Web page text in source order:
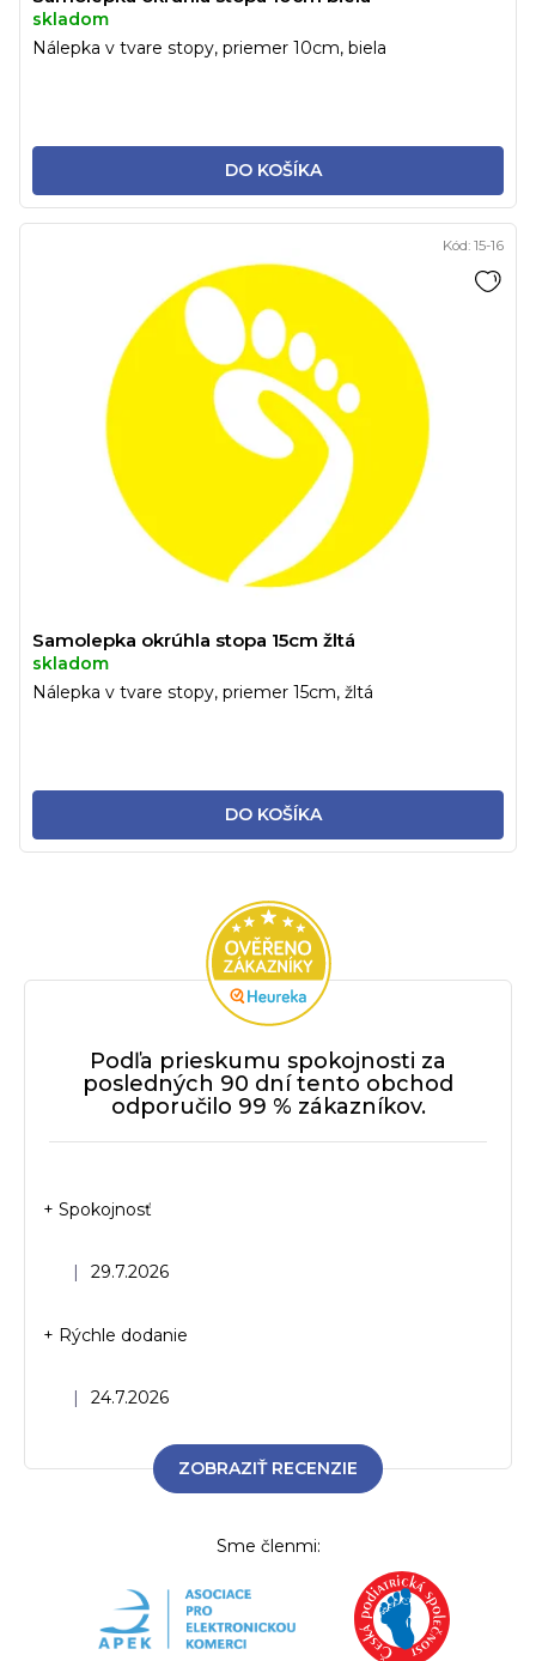
skladom
DO KOŠÍKA
Nálepka v tvare stopy, priemer 10cm, biela
Samolepka okrúhla stopa 15cm žltá
skladom
DO KOŠÍKA
Nálepka v tvare stopy, priemer 15cm, žltá
Kód: 15-16
Podľa prieskumu spokojnosti za
posledných 90 dní tento obchod
odporučilo 99 % zákazníkov.
Hodnotenie obchodu je 5 z 5 hviezdičiek.
| 29.7.2026
+ Spokojnosť
Hodnotenie obchodu je 5 z 5 hviezdičiek.
| 24.7.2026
+ Rýchle dodanie
ZOBRAZIŤ RECENZIE
Sme členmi: